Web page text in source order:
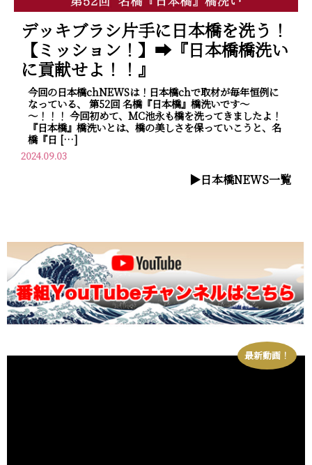
デッキブラシ片手に日本橋を洗う！
【ミッション！】➡『日本橋橋洗い
に貢献せよ！！』
今回の日本橋chNEWSは！日本橋chで取材が毎年恒例に
なっている、 第52回 名橋『日本橋』橋洗いです～
～！！！ 今回初めて、MC池永も橋を洗ってきましたよ！
『日本橋』橋洗いとは、橋の美しさを保っていこうと、名
橋『日 […]
2024.09.03
▶︎日本橋NEWS一覧
最新動画！